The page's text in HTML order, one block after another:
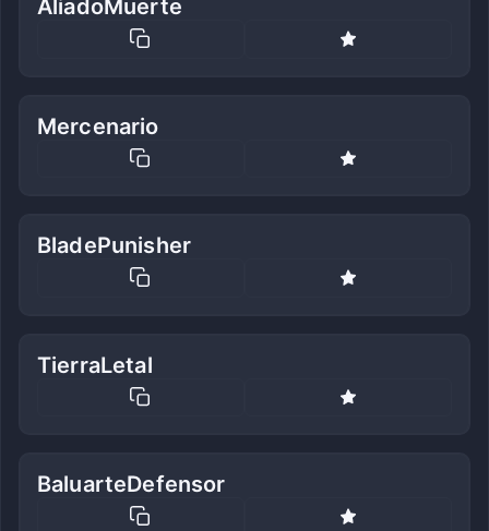
AliadoMuerte
Mercenario
BladePunisher
TierraLetal
BaluarteDefensor